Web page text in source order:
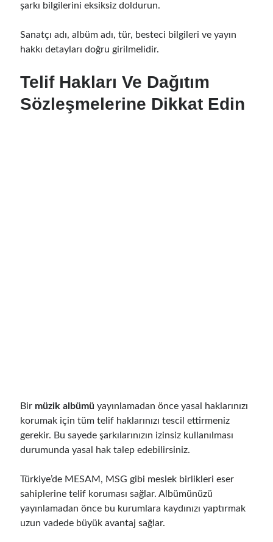
şarkı bilgilerini eksiksiz doldurun.
Sanatçı adı, albüm adı, tür, besteci bilgileri ve yayın
hakkı detayları doğru girilmelidir.
Telif Hakları Ve Dağıtım
Sözleşmelerine Dikkat Edin
Bir müzik albümü yayınlamadan önce yasal haklarınızı
korumak için tüm telif haklarınızı tescil ettirmeniz
gerekir. Bu sayede şarkılarınızın izinsiz kullanılması
durumunda yasal hak talep edebilirsiniz.
Türkiye’de MESAM, MSG gibi meslek birlikleri eser
sahiplerine telif koruması sağlar. Albümünüzü
yayınlamadan önce bu kurumlara kaydınızı yaptırmak
uzun vadede büyük avantaj sağlar.